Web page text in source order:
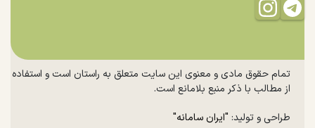
تمام حقوق مادی و معنوی این سایت متعلق به راستان است و استفاده
از مطالب با ذکر منبع بلامانع است.
طراحی و تولید: "ایران سامانه"